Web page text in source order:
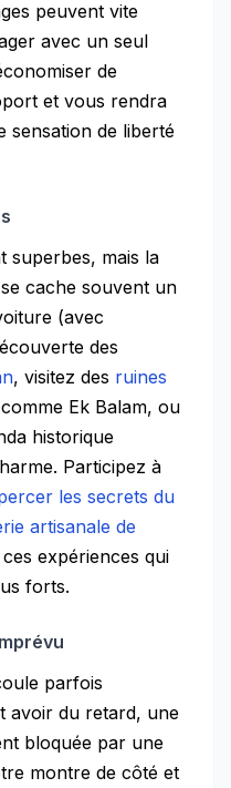
peuvent vite
avec un seul
de
et vous rendra
sensation de liberté
superbes, mais la
cache souvent un
(avec
des
, visitez des ruines
comme Ek Balam, ou
historique
Participez à
les secrets du
artisanale de
expériences qui
forts.
parfois
avoir du retard, une
bloquée par une
montre de côté et